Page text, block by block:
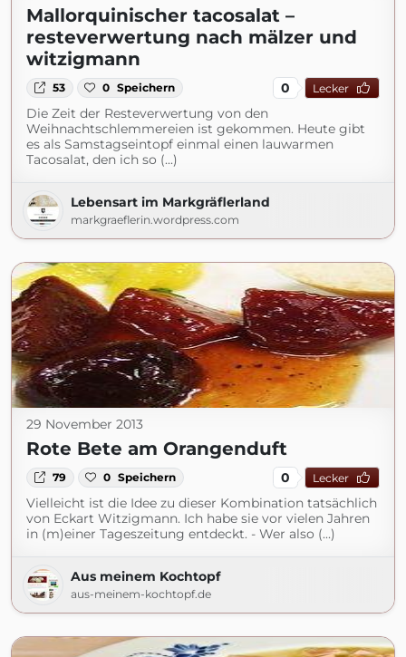
Mallorquinischer tacosalat –
resteverwertung nach mälzer und
witzigmann
53 0 Speichern 0 Lecker
Die Zeit der Resteverwertung von den
Weihnachtschlemmereien ist gekommen. Heute gibt
es als Samstagseintopf einmal einen lauwarmen
Tacosalat, den ich so (...)
Lebensart im Markgräflerland
markgraeflerin.wordpress.com
29 November 2013
Rote Bete am Orangenduft
79 0 Speichern 0 Lecker
Vielleicht ist die Idee zu dieser Kombination tatsächlich
von Eckart Witzigmann. Ich habe sie vor vielen Jahren
in (m)einer Tageszeitung entdeckt. - Wer also (...)
Aus meinem Kochtopf
aus-meinem-kochtopf.de